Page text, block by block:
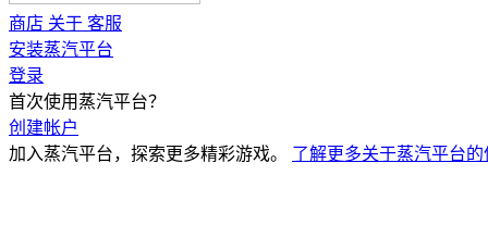
商店 关于 客服
安装蒸汽平台
登录
首次使用蒸汽平台？
创建帐户
加入蒸汽平台，探索更多精彩游戏。 了解更多关于蒸汽平台的